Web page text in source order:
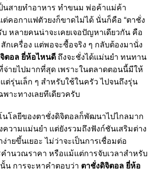
นสายทำอาหาร ทำขนม พ่อค้าแม่ค้า
คอกาแฟตัวยงก็ขาดไม่ได้ นั่นก็คือ “ตาชั่ง
บ หลายคนน่าจะเคยเจอปัญหาเดียวกัน คือ
กเครื่อง แต่พอจะซื้อจริง ๆ กลับต้องมานั่ง
ตอล ยี่ห้อไหนดี ถึงจะชั่งได้แม่นยำ ทนทาน
จ่ายไปมากที่สุด เพราะในตลาดตอนนี้มีให้
แต่รุ่นเล็ก ๆ สำหรับใช้ในครัว ไปจนถึงรุ่น
าะทางเลยทีเดียวครับ
นโลยีของตาชั่งดิจิตอลก็พัฒนาไปไกลมาก
ความแม่นยำ แต่ยังรวมถึงฟังก์ชันเสริมต่าง
ายขึ้นเยอะ ไม่ว่าจะเป็นการเชื่อมต่อ
ำนวณราคา หรือแม้แต่การจับเวลาสำหรับ
น การจะหาคำตอบว่า ตาชั่งดิจิตอล ยี่ห้อ